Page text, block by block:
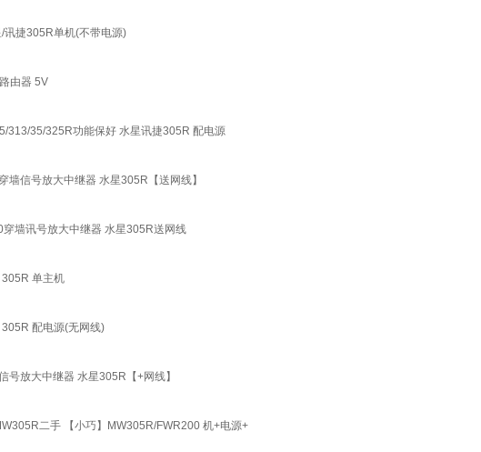
讯捷305R单机(不带电源)
由器 5V
313/35/325R功能保好 水星讯捷305R 配电源
信号放大中继器 水星305R【送网线】
墙讯号放大中继器 水星305R送网线
单主机
配电源(无网线)
放大中继器 水星305R【+网线】
二手 【小巧】MW305R/FWR200 机+电源+